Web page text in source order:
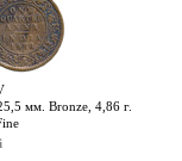
мм. Bronze, 4,86 г.